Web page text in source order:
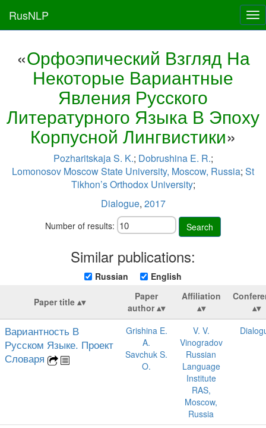
RusNLP
«Орфоэпический Взгляд На
Некоторые Вариантные
Явления Русского
Литературного Языка В Эпоху
Корпусной Лингвистики»
Pozharitskaja S. K.; Dobrushina E. R.;
Lomonosov Moscow State University, Moscow, Russia; St
Tikhon’s Orthodox University;
Dialogue, 2017
Number of results: Search
Similar publications:
Russian English
Paper title
Paper
author
Affiliation
Вариантность В
Русском Языке. Проект
Словаря
Grishina E.
A.
Savchuk S.
O.
V. V.
Vinogradov
Russian
Language
Institute
RAS,
Moscow,
Russia